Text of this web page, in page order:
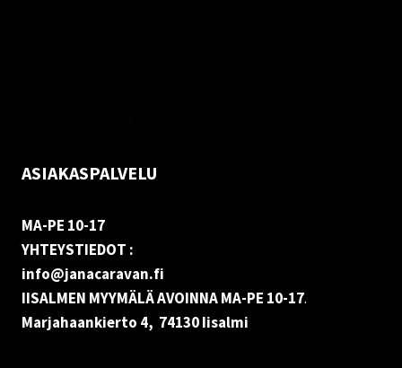
ASIAKASPALVELU
MA-PE 10-17
YHTEYSTIEDOT :
info@janacaravan.fi
IISALMEN MYYMÄLÄ AVOINNA MA-PE 10-17.
Marjahaankierto 4, 74130 Iisalmi